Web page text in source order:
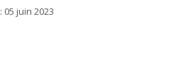
juin 2023